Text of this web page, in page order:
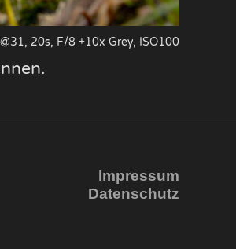
20s, F/8 +10x Grey, ISO100
Impressum
Datenschutz